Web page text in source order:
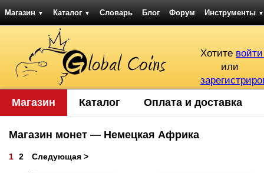
Магазин ▼ Каталог ▼ Словарь Блог Форум Инструменты ▼
Хотите
или
Магазин Каталог Оплата и доставка
Магазин монет — Немецкая Африка
1 2 Следующая >